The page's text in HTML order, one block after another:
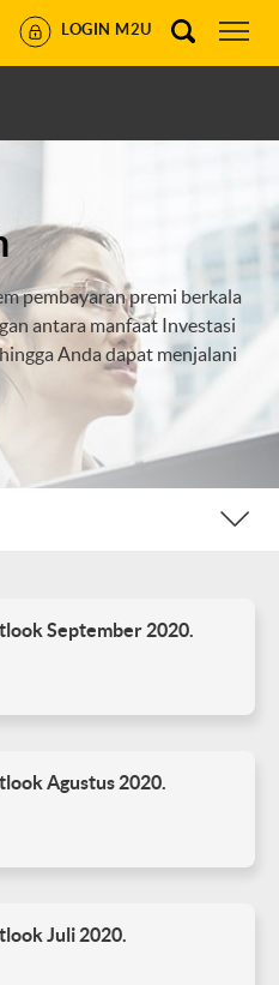
LOGIN M2U
pembayaran premi berkala
antara manfaat Investasi
Anda dapat menjalani
September 2020.
Agustus 2020.
Juli 2020.